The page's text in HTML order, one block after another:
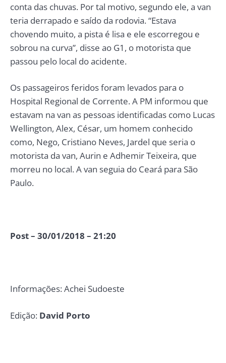
conta das chuvas. Por tal motivo, segundo ele, a van
teria derrapado e saído da rodovia. “Estava
chovendo muito, a pista é lisa e ele escorregou e
sobrou na curva”, disse ao G1, o motorista que
passou pelo local do acidente.
Os passageiros feridos foram levados para o
Hospital Regional de Corrente. A PM informou que
estavam na van as pessoas identificadas como Lucas
Wellington, Alex, César, um homem conhecido
como, Nego, Cristiano Neves, Jardel que seria o
motorista da van, Aurin e Adhemir Teixeira, que
morreu no local. A van seguia do Ceará para São
Paulo.
Post – 30/01/2018 – 21:20
Informações: Achei Sudoeste
Edição: David Porto